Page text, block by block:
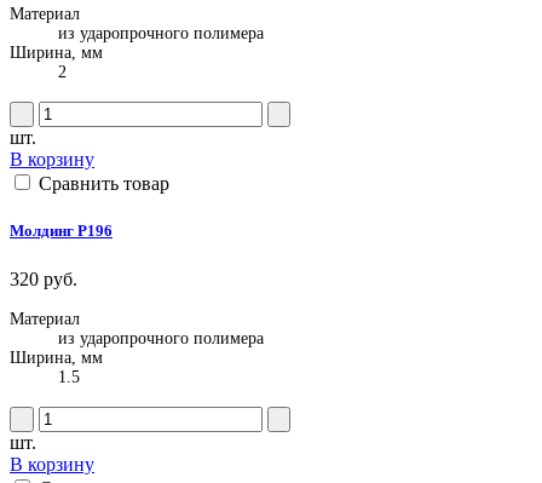
Материал
из ударопрочного полимера
Ширина, мм
2
шт.
В корзину
Сравнить товар
Молдинг P196
320 руб.
Материал
из ударопрочного полимера
Ширина, мм
1.5
шт.
В корзину